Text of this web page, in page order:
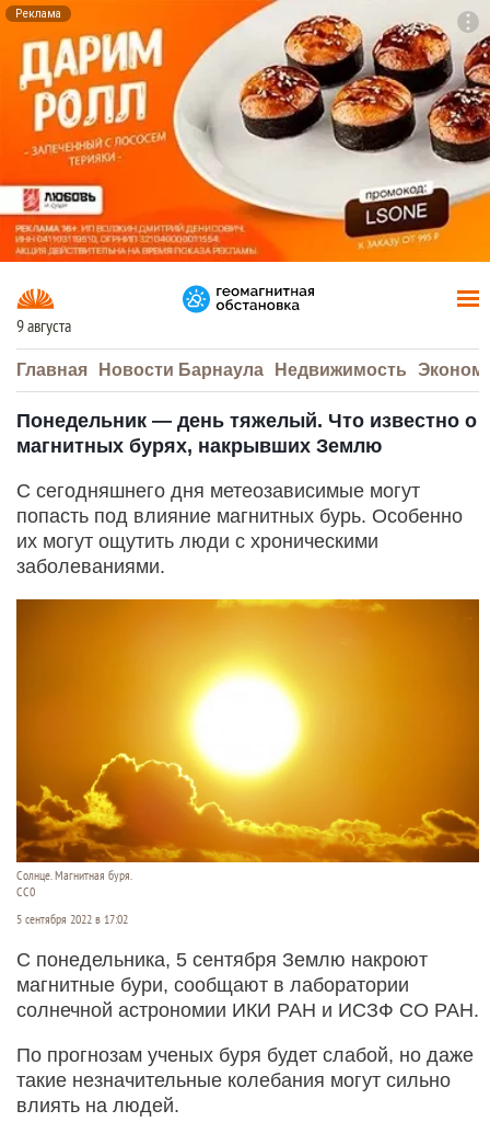
Реклама
9 августа
Главная Новости Барнаула Недвижимость
Понедельник — день тяжелый. Что известно о
магнитных бурях, накрывших Землю
С сегодняшнего дня метеозависимые могут
попасть под влияние магнитных бурь. Особенно
их могут ощутить люди с хроническими
заболеваниями.
Солнце. Магнитная буря.
СС0
5 сентября 2022 в 17:02
С понедельника, 5 сентября Землю накроют
магнитные бури, сообщают в лаборатории
солнечной астрономии ИКИ РАН и ИСЗФ СО РАН.
По прогнозам ученых буря будет слабой, но даже
такие незначительные колебания могут сильно
влиять на людей.